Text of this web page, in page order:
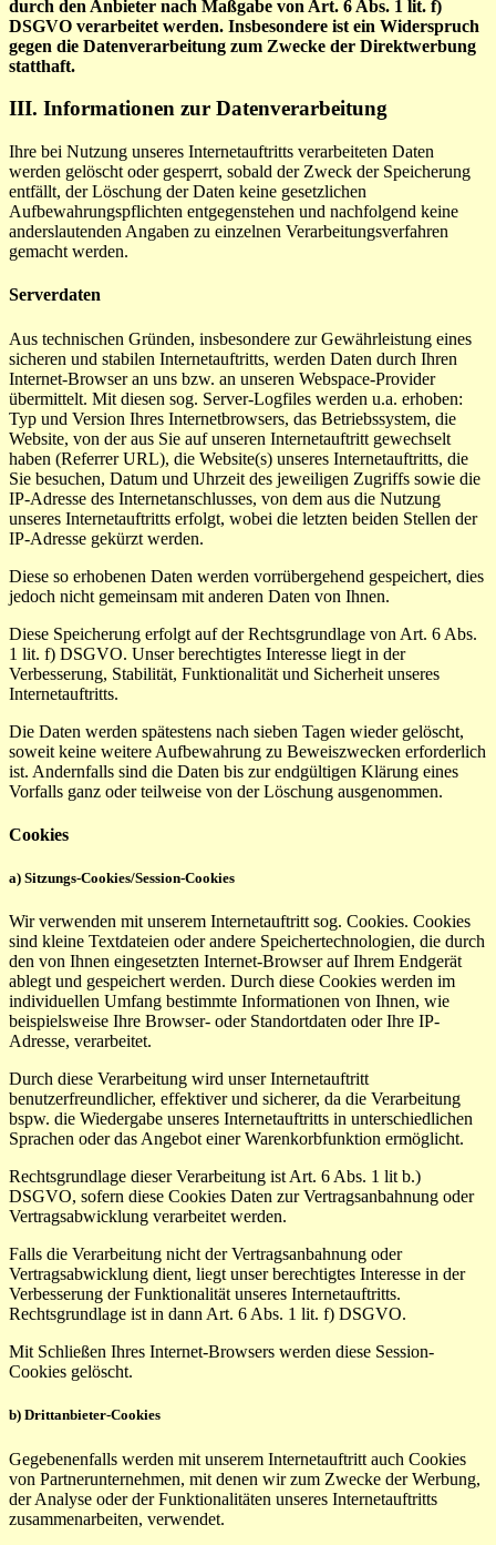
durch den Anbieter nach Maßgabe von Art. 6 Abs. 1 lit. f)
DSGVO verarbeitet werden. Insbesondere ist ein Widerspruch
gegen die Datenverarbeitung zum Zwecke der Direktwerbung
statthaft.
III. Informationen zur Datenverarbeitung
Ihre bei Nutzung unseres Internetauftritts verarbeiteten Daten
werden gelöscht oder gesperrt, sobald der Zweck der Speicherung
entfällt, der Löschung der Daten keine gesetzlichen
Aufbewahrungspflichten entgegenstehen und nachfolgend keine
anderslautenden Angaben zu einzelnen Verarbeitungsverfahren
gemacht werden.
Serverdaten
Aus technischen Gründen, insbesondere zur Gewährleistung eines
sicheren und stabilen Internetauftritts, werden Daten durch Ihren
Internet-Browser an uns bzw. an unseren Webspace-Provider
übermittelt. Mit diesen sog. Server-Logfiles werden u.a. erhoben:
Typ und Version Ihres Internetbrowsers, das Betriebssystem, die
Website, von der aus Sie auf unseren Internetauftritt gewechselt
haben (Referrer URL), die Website(s) unseres Internetauftritts, die
Sie besuchen, Datum und Uhrzeit des jeweiligen Zugriffs sowie die
IP-Adresse des Internetanschlusses, von dem aus die Nutzung
unseres Internetauftritts erfolgt, wobei die letzten beiden Stellen der
IP-Adresse gekürzt werden.
Diese so erhobenen Daten werden vorrübergehend gespeichert, dies
jedoch nicht gemeinsam mit anderen Daten von Ihnen.
Diese Speicherung erfolgt auf der Rechtsgrundlage von Art. 6 Abs.
1 lit. f) DSGVO. Unser berechtigtes Interesse liegt in der
Verbesserung, Stabilität, Funktionalität und Sicherheit unseres
Internetauftritts.
Die Daten werden spätestens nach sieben Tagen wieder gelöscht,
soweit keine weitere Aufbewahrung zu Beweiszwecken erforderlich
ist. Andernfalls sind die Daten bis zur endgültigen Klärung eines
Vorfalls ganz oder teilweise von der Löschung ausgenommen.
Cookies
a) Sitzungs-Cookies/Session-Cookies
Wir verwenden mit unserem Internetauftritt sog. Cookies. Cookies
sind kleine Textdateien oder andere Speichertechnologien, die durch
den von Ihnen eingesetzten Internet-Browser auf Ihrem Endgerät
ablegt und gespeichert werden. Durch diese Cookies werden im
individuellen Umfang bestimmte Informationen von Ihnen, wie
beispielsweise Ihre Browser- oder Standortdaten oder Ihre IP-
Adresse, verarbeitet.
Durch diese Verarbeitung wird unser Internetauftritt
benutzerfreundlicher, effektiver und sicherer, da die Verarbeitung
bspw. die Wiedergabe unseres Internetauftritts in unterschiedlichen
Sprachen oder das Angebot einer Warenkorbfunktion ermöglicht.
Rechtsgrundlage dieser Verarbeitung ist Art. 6 Abs. 1 lit b.)
DSGVO, sofern diese Cookies Daten zur Vertragsanbahnung oder
Vertragsabwicklung verarbeitet werden.
Falls die Verarbeitung nicht der Vertragsanbahnung oder
Vertragsabwicklung dient, liegt unser berechtigtes Interesse in der
Verbesserung der Funktionalität unseres Internetauftritts.
Rechtsgrundlage ist in dann Art. 6 Abs. 1 lit. f) DSGVO.
Mit Schließen Ihres Internet-Browsers werden diese Session-
Cookies gelöscht.
b) Drittanbieter-Cookies
Gegebenenfalls werden mit unserem Internetauftritt auch Cookies
von Partnerunternehmen, mit denen wir zum Zwecke der Werbung,
der Analyse oder der Funktionalitäten unseres Internetauftritts
zusammenarbeiten, verwendet.